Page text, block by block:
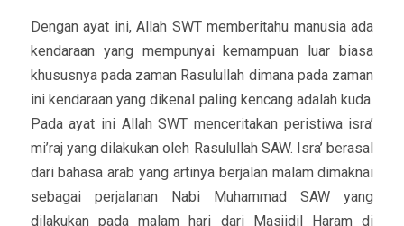
Dengan ayat ini, Allah SWT memberitahu manusia ada
kendaraan yang mempunyai kemampuan luar biasa
khususnya pada zaman Rasulullah dimana pada zaman
ini kendaraan yang dikenal paling kencang adalah kuda.
Pada ayat ini Allah SWT menceritakan peristiwa isra’
mi’raj yang dilakukan oleh Rasulullah SAW. Isra’ berasal
dari bahasa arab yang artinya berjalan malam dimaknai
sebagai perjalanan Nabi Muhammad SAW yang
dilakukan pada malam hari dari Masjidil Haram di